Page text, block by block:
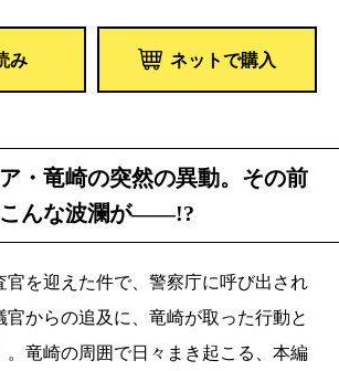
み ネットで購入
・竜崎の突然の異動。その前
んな波瀾が――!?
官を迎えた件で、警察庁に呼び出され
官からの追及に、竜崎が取った行動と
竜崎の周囲で日々まき起こる、本編